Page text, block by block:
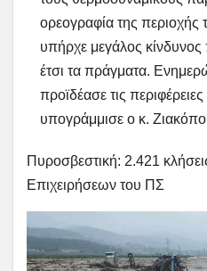
ορεογραφία της περιοχής
υπήρχε μεγάλος κίνδυνος
έτσι τα πράγματα.
προϊδέασε τις
υπογράμμισε ο κ.
Πυροσβεστική: 2.421
Επιχειρήσεων του ΠΣ